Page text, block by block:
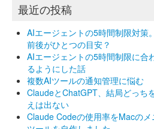
最近の投稿
AIエージェントの5時間制限対策
前後がひとつの目安？
AIエージェントの5時間制限に合
るようにした話
複数AIツールの通知管理に悩む
ClaudeとChatGPT、結局どっち
えは出ない
Claude Codeの使用率をMacの